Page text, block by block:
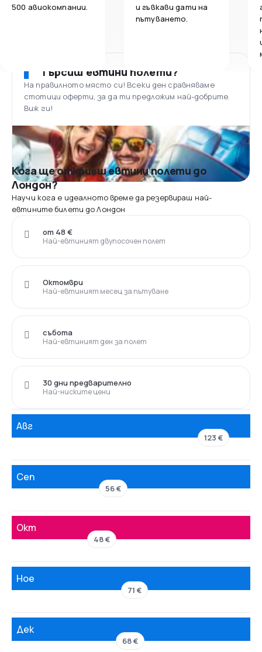
500 авиокомпании.
и гъвкави дати на
пътуването.
Търсиш евтини полети?
На правилното място си! Всеки ден сравняваме
стотици оферти, за да ти предложим най-добрите.
Виж ги!
Кога ще откриеш евтини полети до
Лондон?
Научи кога е идеалното време да резервираш най-
евтините билети до Лондон
Най-евтиният двупосочен полет
от 48 €
Най-евтиният месец за пътуване
Октомври
Най-евтиният ден за полет
събота
Най-ниските цени
30 дни предварително
Авг
123 €
Сеп
56 €
Окт
48 €
Ное
71 €
Дек
68 €